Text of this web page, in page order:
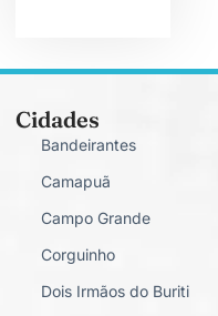
Cidades
Bandeirantes
Camapuã
Campo Grande
Corguinho
Dois Irmãos do Buriti